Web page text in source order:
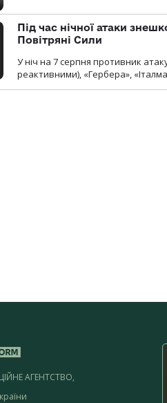
Під час нічної атаки
Повітряні Сили
У ніч на 7 серпня противник
реактивними), «Гербера»,
АГЕНТСТВО,